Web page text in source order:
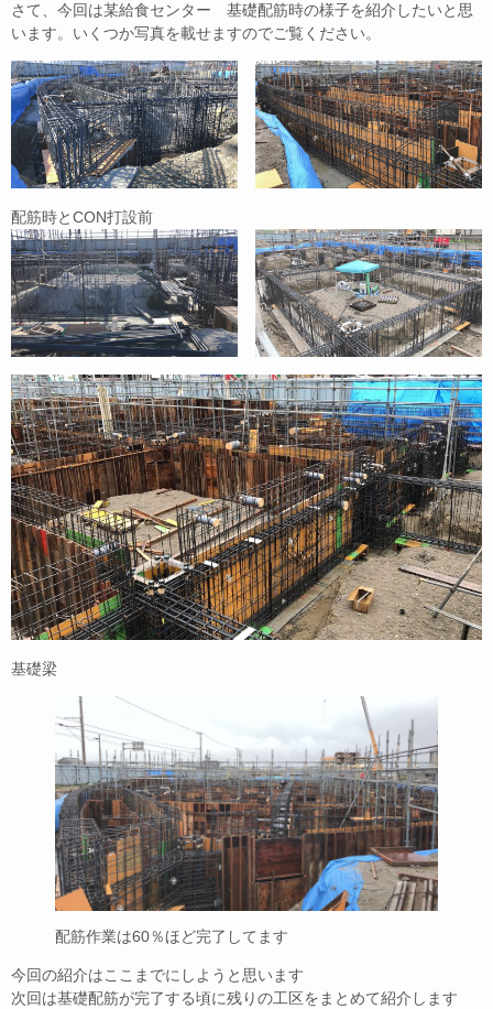
さて、今回は某給食センター 基礎配筋時の様子を紹介したいと思
います。いくつか写真を載せますのでご覧ください。
配筋時とCON打設前
基礎梁
配筋作業は60％ほど完了してます
今回の紹介はここまでにしようと思います
次回は基礎配筋が完了する頃に残りの工区をまとめて紹介します